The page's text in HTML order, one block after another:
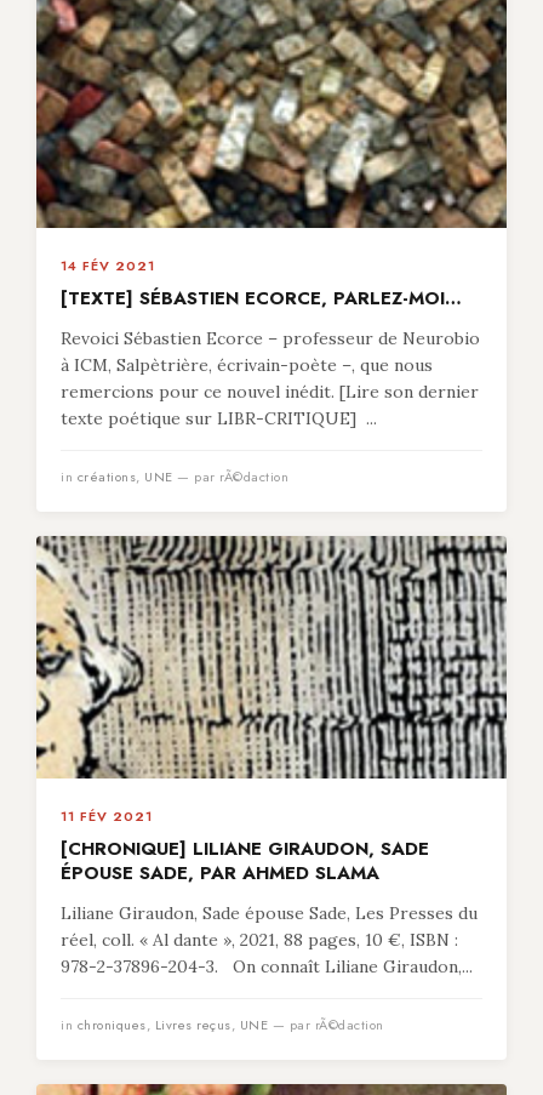
14 FÉV 2021
[TEXTE] SÉBASTIEN ECORCE, PARLEZ-MOI…
Revoici Sébastien Ecorce – professeur de Neurobio
à ICM, Salpètrière, écrivain-poète –, que nous
remercions pour ce nouvel inédit. [Lire son dernier
texte poétique sur LIBR-CRITIQUE] ...
in créations, UNE — par rÃ©daction
11 FÉV 2021
[CHRONIQUE] LILIANE GIRAUDON, SADE
ÉPOUSE SADE, PAR AHMED SLAMA
Liliane Giraudon, Sade épouse Sade, Les Presses du
réel, coll. « Al dante », 2021, 88 pages, 10 €, ISBN :
978-2-37896-204-3. On connaît Liliane Giraudon,...
in chroniques, Livres reçus, UNE — par rÃ©daction